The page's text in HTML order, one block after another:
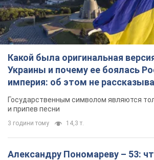
Какой была оригинальная
Украины и почему ее боялась
империя: об этом не
Государственным символом являются
и припев песни
3 години тому 14,3 т.
Александру Пономареву – 53: